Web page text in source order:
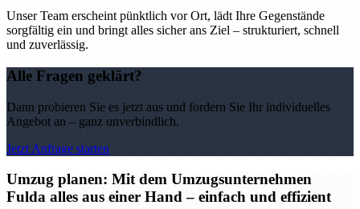
Unser Team erscheint pünktlich vor Ort, lädt Ihre Gegenstände
sorgfältig ein und bringt alles sicher ans Ziel – strukturiert, schnell
und zuverlässig.
Alle Fragen geklärt?
Dann probieren Sie es jetzt aus und fordern Sie Ihr individuelles
Angebot an – ganz unverbindlich.
Jetzt Anfrage starten
Umzug planen: Mit dem Umzugsunternehmen
Fulda alles aus einer Hand – einfach und effizient